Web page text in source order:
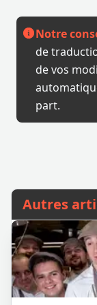
Notre
de
de vos
part.
Autres